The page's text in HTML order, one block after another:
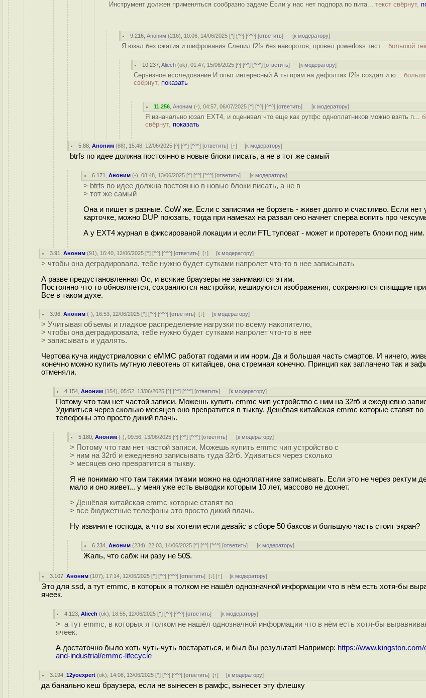
Инструмент должен применяться сообразно задаче Если у нас нет подпора по пита... текст свёрнут,
9.216 ,Аноним (216), 10:06, 14/06/2025 [^] [^^] [^^^] [ответить] [к модератору]
Я юзал без сжатия и шифрования Слепил f2fs без наворотов, провел powerloss тест... большой
10.237 ,Aliech (ok), 01:47, 15/06/2025 [^] [^^] [^^^] [ответить] [к модератору]
Серьёзное исследование И опыт интересный А ты прям на дефолтах f2fs создал и ю...
свёрнут, показать
11.256 ,Аноним (-), 04:57, 06/07/2025 [^] [^^] [^^^] [ответить] [к модератору]
Я изначально юзал EXT4, и оценивал что еще как рутфс одноплатников можно взять п...
свёрнут, показать
5.88 ,Аноним (88), 15:48, 12/06/2025 [^] [^^] [^^^] [ответить][↑] [к модератору]
btrfs по идее должна постоянно в новые блоки писать, а не в тот же самый
6.171 ,Аноним (-), 08:48, 13/06/2025 [^] [^^] [^^^] [ответить] [к модератору]
> btrfs по идее должна постоянно в новые блоки писать, а не в
> тот же самый
Она и пишет в разные. CoW же. Если с записями не борзеть - живет долго и счастливо. Если нет
карточке, можно DUP поюзать, тогда при намеках на развал оно начнет сперва вопить про
А у EXT4 журнал в фиксированой локации и если FTL туповат - может и протереть блоки под ним.
3.91 ,Аноним (91), 16:40, 12/06/2025 [^] [^^] [^^^] [ответить][↑] [к модератору]
> чтобы она деградировала, тебе нужно будет сутками напролет что-то в нее записывать
А разве предустановленная Ос, и всякие браузеры не занимаются этим.
Постоянно что то обновляется, сохраняются настройки, кешируются изображения, сохраняются спящщие
Все в таком духе.
3.96 ,Аноним (-), 16:53, 12/06/2025 [^] [^^] [^^^] [ответить][↓] [к модератору]
> Учитывая объемы и гладкое распределение нагрузки по всему накопителю,
> чтобы она деградировала, тебе нужно будет сутками напролет что-то в нее
> записывать и удалять.
Чертова куча индустриаловки с eMMC работат годами и им норм. Да и большая часть смартов. И ничего,
конечно можно купить мутную левотень от китайцев, она стремная конечно. Принцип как заплачено так и
отменяли.
4.154 ,Аноним (154), 05:52, 13/06/2025 [^] [^^] [^^^] [ответить] [к модератору]
Потому что там нет частой записи. Можешь купить emmc чип устройство с ним на 32гб и ежедневно
Удивиться через сколько месяцев оно превратится в тыкву. Дешёвая китайская emmc которые ставят
телефоны это просто дикий плачь.
5.180 ,Аноним (-), 09:56, 13/06/2025 [^] [^^] [^^^] [ответить] [к модератору]
> Потому что там нет частой записи. Можешь купить emmc чип устройство с
> ним на 32гб и ежедневно записывать туда 32гб. Удивиться через сколько
> месяцев оно превратится в тыкву.
Я не понимаю что там такими гигами можно на одноплатнике записывать. Если это не через ректум
мало и оно живет... у меня уже есть выводки которым 10 лет, массово не дохнет.
> Дешёвая китайская emmc которые ставят во
> все бюджетные телефоны это просто дикий плачь.
Ну извините господа, а что вы хотели если девайс в сборе 50 баксов и большую часть стоит экран?
6.234 ,Аноним (234), 22:03, 14/06/2025 [^] [^^] [^^^] [ответить] [к модератору]
Жаль, что сабж ни разу не 50$.
3.107 ,Аноним (107), 17:14, 12/06/2025 [^] [^^] [^^^] [ответить][↓] [↑] [к модератору]
Это для ssd, а тут emmc, в которых я толком не нашёл однозначной информации что в нём есть хотя-бы
ячеек.
4.123 ,Aliech (ok), 18:55, 12/06/2025 [^] [^^] [^^^] [ответить] [к модератору]
> а тут emmc, в которых я толком не нашёл однозначной информации что в нём есть хотя-бы
ячеек.
А достаточно было хоть чуть-чуть постараться, и был бы результат! Например: https://
and-industrial/emmc-lifecycle
3.194 ,12yoexpert (ok), 14:08, 13/06/2025 [^] [^^] [^^^] [ответить][↑] [к модератору]
да банально кеш браузера, если не вынесен в рамфс, вынесет эту флешку